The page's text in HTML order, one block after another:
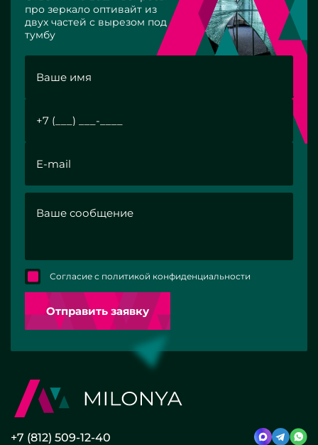
про зеркало оптивайт из
двух частей с вырезом под
тумбу
Согласие с политикой конфиденциальности
Отправить заявку
+7 (812) 509-12-40